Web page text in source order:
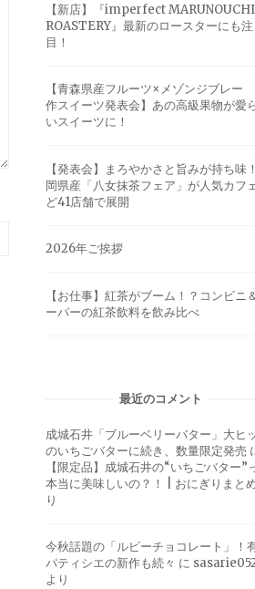
【新店】『imperfect MARUNOUCHI
ROASTERY』最新のロースターにも注
目！
【青森県産フルーツ×メゾンジブレー
作スイーツ発表会】あの高級果物が愛
いスイーツに！
【発表会】まろやかさと旨みが持ち味
岡県産「八女抹茶フェア」が人気カフ
ど41店舗で展開
2026年ご挨拶
【お仕事】紅茶がブーム！？コンビニ
ーパーの紅茶飲料を飲み比べ
最近のコメント
成城石井「ブルーベリーバター」大ヒ
のいちごバターに続き、数量限定発売
【限定品】成城石井の“いちごバター”
本当に美味しいの？！ | おにぎりまと
り
今秋話題の「ルビーチョコレート」！
パティシエの新作も続々 に
より